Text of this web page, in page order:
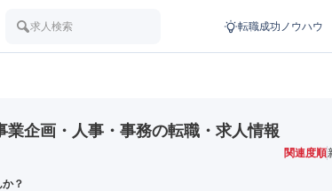
求人検索 転職成功ノウハウ
企画・人事・事務の転職・求人情報
関連度順
？